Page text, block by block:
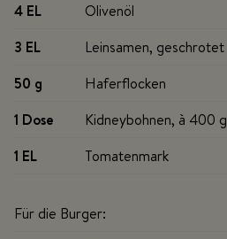
4 EL
Olivenöl
3 EL
Leinsamen, geschrotet
50 g
Haferflocken
1 Dose
Kidneybohnen, à 400 g
1 EL
Tomatenmark
Für die Burger: